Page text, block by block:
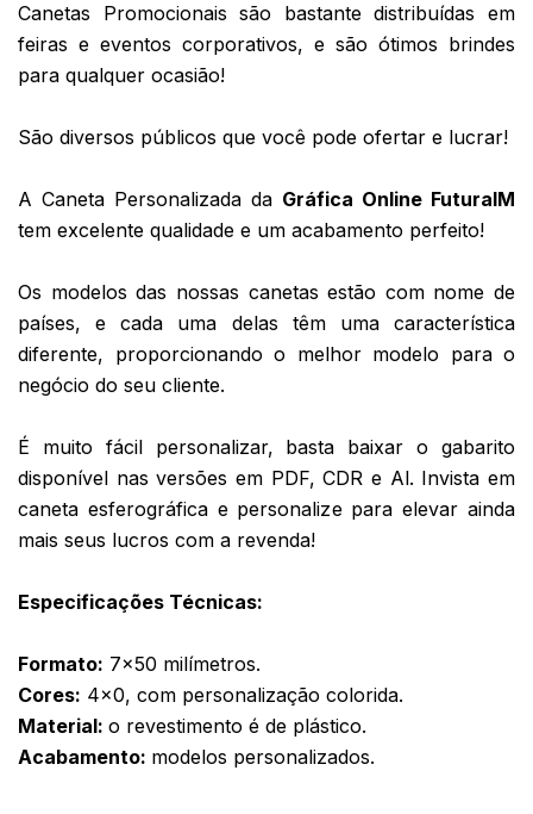
Canetas Promocionais são bastante distribuídas em
feiras e eventos corporativos, e são ótimos brindes
para qualquer ocasião!
São diversos públicos que você pode ofertar e lucrar!
A Caneta Personalizada da Gráfica Online FuturaIM
tem excelente qualidade e um acabamento perfeito!
Os modelos das nossas canetas estão com nome de
países, e cada uma delas têm uma característica
diferente, proporcionando o melhor modelo para o
negócio do seu cliente.
É muito fácil personalizar, basta baixar o gabarito
disponível nas versões em PDF, CDR e Al. Invista em
caneta esferográfica e personalize para elevar ainda
mais seus lucros com a revenda!
Especificações Técnicas:
Formato: 7x50 milímetros.
Cores: 4x0, com personalização colorida.
Material: o revestimento é de plástico.
Acabamento: modelos personalizados.